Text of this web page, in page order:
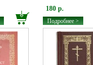
180 р.
Подробнее >